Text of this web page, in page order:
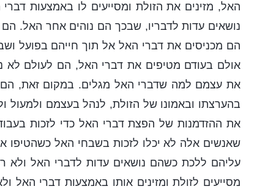
האל, מזינים את הזולת ומסייעים לו באמצעות
נושאים עדות לדבריו, שבכך הם נוהים אחר האל.
הם מכניסים את דברי האל אל תוך חייהם בפועל
אולם בעודם מטיפים את דברי האל, הם לעולם לא
את עצמם למה שדברי האל מגלים. במקום זאת,
בהערצתו ובאמונו של הזולת, לנהל בעצמם ולמעול
את ההזדמנות של הפצת דברי האל כדי לזכות
שאנשים אלה לא יכלו לזכות בשבחי האל כשהטיפו
עליהם ללכת כשהם נושאים עדות לדברי האל ולא
מסייעים לזולת ומזינים אותו באמצעות דברי